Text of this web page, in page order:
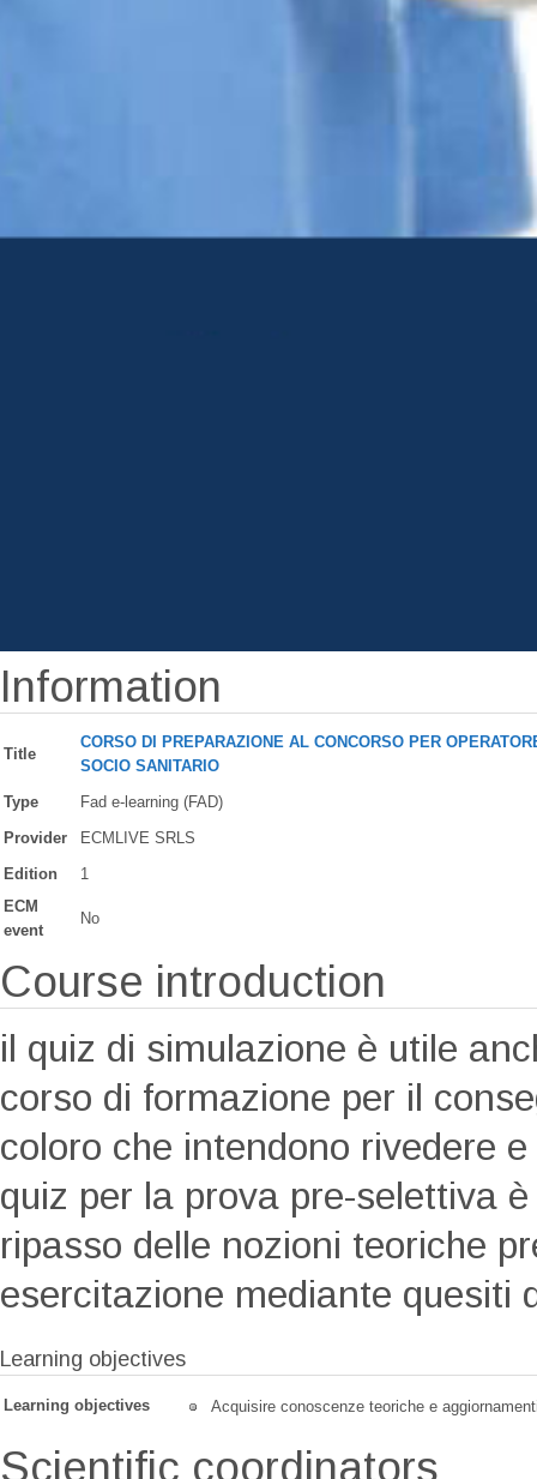
Information
Title
CORSO DI PREPARAZIONE AL CONCORSO PER
SOCIO SANITARIO
Type
Fad e-learning (FAD)
Provider
ECMLIVE SRLS
Edition
1
ECM
event
No
Course introduction
il quiz di simulazione è utile
corso di formazione per il
coloro che intendono rivedere
quiz per la prova pre-selettiva
ripasso delle nozioni teoriche
esercitazione mediante quesiti
Learning objectives
Learning objectives Acquisire conoscenze teoriche e
Scientific coordinators